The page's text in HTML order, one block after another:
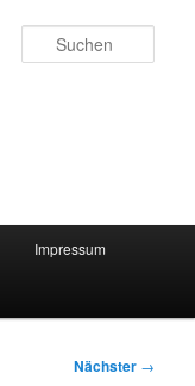
Impressum
Nächster →